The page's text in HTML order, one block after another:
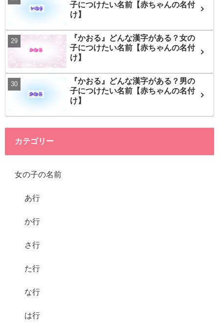
子につけたい名前【赤ちゃんの名付
け】
『かおる』どんな漢字がある？女の
子につけたい名前【赤ちゃんの名付
け】
『かおる』どんな漢字がある？男の
子につけたい名前【赤ちゃんの名付
け】
カテゴリー
女の子の名前
あ行
か行
さ行
た行
な行
は行